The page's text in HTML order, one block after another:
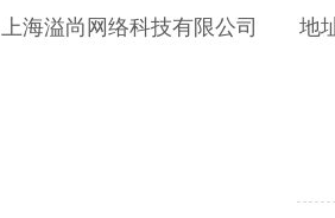
上海溢尚网络科技有限公司 地